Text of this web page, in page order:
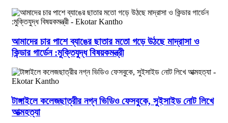
আমাদের চার পাশে ব্যাঙের ছাতার মতো গড়ে উঠছে মাদ্রাসা ও
কিন্ডার গার্ডেন :মুক্তিযুদ্ধ বিষয়কমন্ত্রী
টাঙ্গাইলে কলেজছাত্রীর নগ্ন ভিডিও ফেসবুকে, সুইসাইড নোট লিখে
আত্মহত্যা